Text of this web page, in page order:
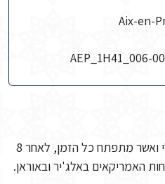
Aix-en-
AEP_1H41_006-
דו"ח זה מתאר את המצב הכללי ואשר מתפתח כל הזמן, לאחר 8
האמריקאים באלג'יר ובאוראן.